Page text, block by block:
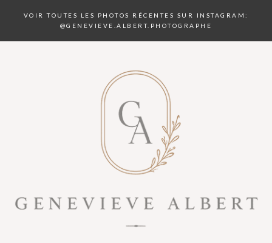
VOIR TOUTES LES PHOTOS RÉCENTES SUR INSTAGRAM:
@GENEVIEVE.ALBERT.PHOTOGRAPHE